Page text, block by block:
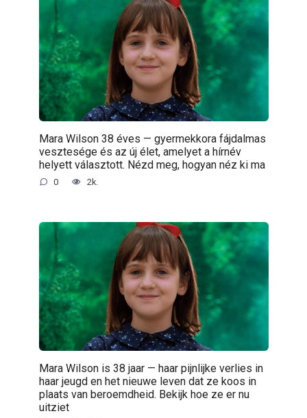
Mara Wilson 38 éves — gyermekkora fájdalmas
vesztesége és az új élet, amelyet a hírnév
helyett választott. Nézd meg, hogyan néz ki ma
0 2k.
Mara Wilson is 38 jaar — haar pijnlijke verlies in
haar jeugd en het nieuwe leven dat ze koos in
plaats van beroemdheid. Bekijk hoe ze er nu
uitziet